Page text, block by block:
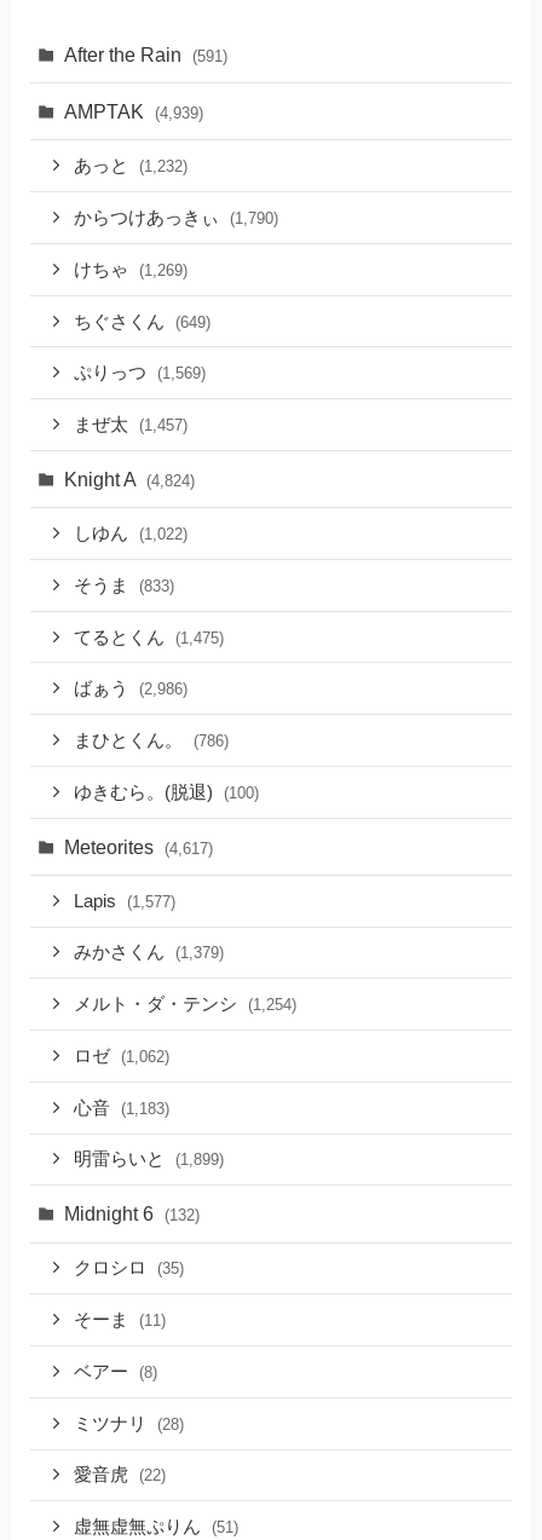
After the Rain (591)
AMPTAK (4,939)
あっと (1,232)
からつけあっきぃ (1,790)
けちゃ (1,269)
ちぐさくん (649)
ぷりっつ (1,569)
まぜ太 (1,457)
Knight A (4,824)
しゆん (1,022)
そうま (833)
てるとくん (1,475)
ばぁう (2,986)
まひとくん。 (786)
ゆきむら。(脱退) (100)
Meteorites (4,617)
Lapis (1,577)
みかさくん (1,379)
メルト・ダ・テンシ (1,254)
ロゼ (1,062)
心音 (1,183)
明雷らいと (1,899)
Midnight 6 (132)
クロシロ (35)
そーま (11)
ベアー (8)
ミツナリ (28)
愛音虎 (22)
虚無虚無ぷりん (51)